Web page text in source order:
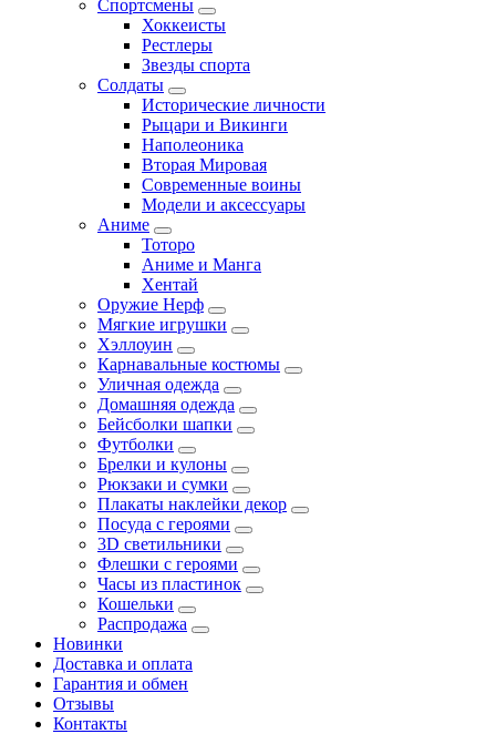
Спортсмены
Хоккеисты
Рестлеры
Звезды спорта
Солдаты
Исторические личности
Рыцари и Викинги
Наполеоника
Вторая Мировая
Современные воины
Модели и аксессуары
Аниме
Тоторо
Аниме и Манга
Хентай
Оружие Нерф
Мягкие игрушки
Хэллоуин
Карнавальные костюмы
Уличная одежда
Домашняя одежда
Бейсболки шапки
Футболки
Брелки и кулоны
Рюкзаки и сумки
Плакаты наклейки декор
Посуда с героями
3D светильники
Флешки с героями
Часы из пластинок
Кошельки
Распродажа
Новинки
Доставка и оплата
Гарантия и обмен
Отзывы
Контакты